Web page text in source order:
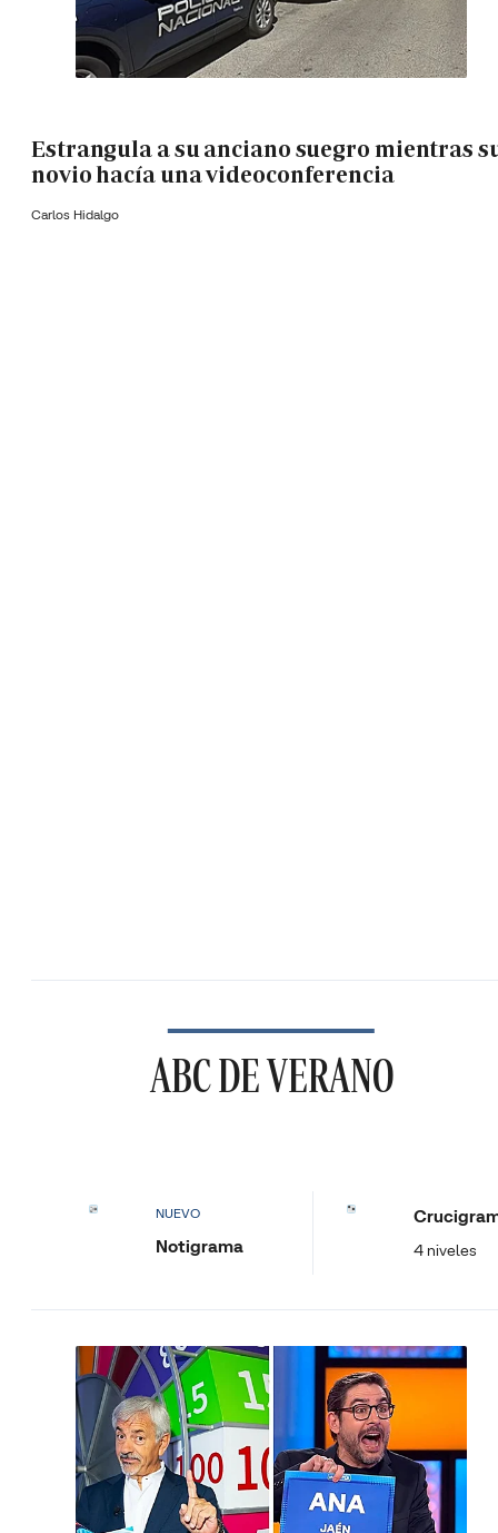
Estrangula a su anciano suegro mientras
novio hacía una videoconferencia
Carlos Hidalgo
ABC DE VERANO
NUEVO
Notigrama 4 niveles